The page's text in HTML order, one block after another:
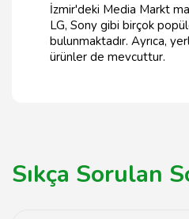
İzmir'deki Media Markt
LG, Sony gibi birçok
bulunmaktadır. Ayrıca,
ürünler de mevcuttur.
Sıkça Sorulan